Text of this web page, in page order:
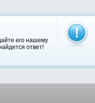
его нашему
ответ!